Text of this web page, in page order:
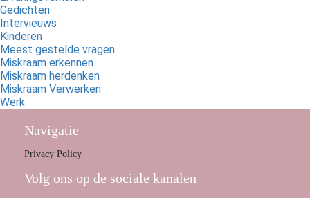
Gedichten
Intervieuws
Kinderen
Meest gestelde vragen
Miskraam erkennen
Miskraam herdenken
Miskraam Verwerken
Werk
Navigatie
Privacy Policy
Volg ons op de sociale kanalen